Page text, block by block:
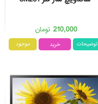
مشاهده و خرید
210,000 تومان
توضیحات موجود